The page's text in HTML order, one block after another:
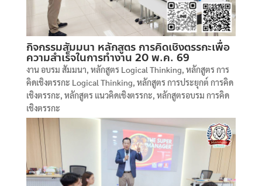
กิจกรรมสัมมนา หลักสูตร การคิดเชิงตรรกะเพื่อ
ความสำเร็จในการทำงาน 20 พ.ค. 69
งาน อบรม สัมมนา, หลักสูตร Logical Thinking, หลักสูตร การ
คิดเชิงตรรกะ Logical Thinking, หลักสูตร การประยุกต์ การคิด
เชิงตรรกะ, หลักสูตร แนวคิดเชิงตรรกะ, หลักสูตรอบรม การคิด
เชิงตรรกะ